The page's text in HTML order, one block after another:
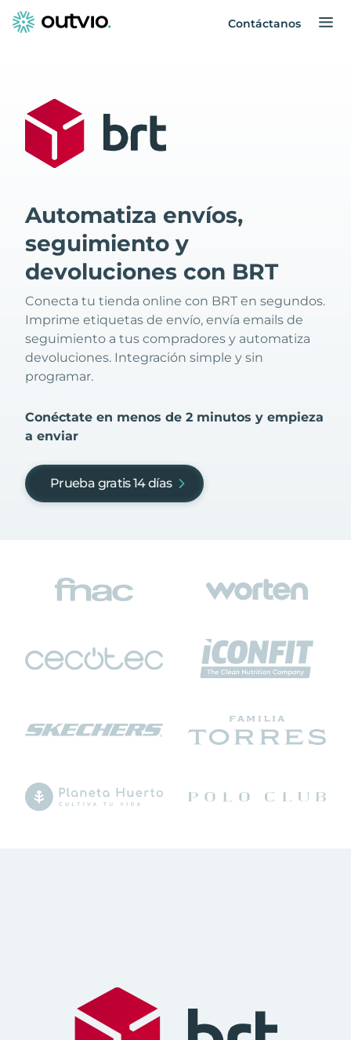
Contáctanos
Automatiza envíos,
seguimiento y
devoluciones con BRT
Conecta tu tienda online con BRT en segundos.
Imprime etiquetas de envío, envía emails de
seguimiento a tus compradores y automatiza
devoluciones. Integración simple y sin
programar.
Conéctate en menos de 2 minutos y empieza
a enviar
Prueba gratis 14 días